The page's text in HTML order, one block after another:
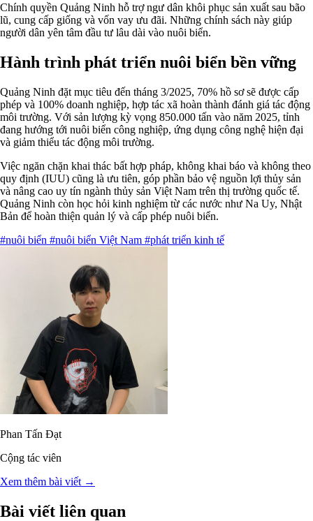
Chính quyền Quảng Ninh hỗ trợ ngư dân khôi phục sản xuất sau bão
lũ, cung cấp giống và vốn vay ưu đãi. Những chính sách này giúp
người dân yên tâm đầu tư lâu dài vào nuôi biển.
Hành trình phát triển nuôi biển bền vững
Quảng Ninh đặt mục tiêu đến tháng 3/2025, 70% hồ sơ sẽ được cấp
phép và 100% doanh nghiệp, hợp tác xã hoàn thành đánh giá tác động
môi trường. Với sản lượng kỳ vọng 850.000 tấn vào năm 2025, tỉnh
đang hướng tới nuôi biển công nghiệp, ứng dụng công nghệ hiện đại
và giảm thiểu tác động môi trường.
Việc ngăn chặn khai thác bất hợp pháp, không khai báo và không theo
quy định (IUU) cũng là ưu tiên, góp phần bảo vệ nguồn lợi thủy sản
và nâng cao uy tín ngành thủy sản Việt Nam trên thị trường quốc tế.
Quảng Ninh còn học hỏi kinh nghiệm từ các nước như Na Uy, Nhật
Bản để hoàn thiện quản lý và cấp phép nuôi biển.
#nuôi biển #nuôi biển Việt Nam #phát triển kinh tế
Phan Tấn Đạt
Cộng tác viên
Xem thêm bài viết →
Bài viết liên quan